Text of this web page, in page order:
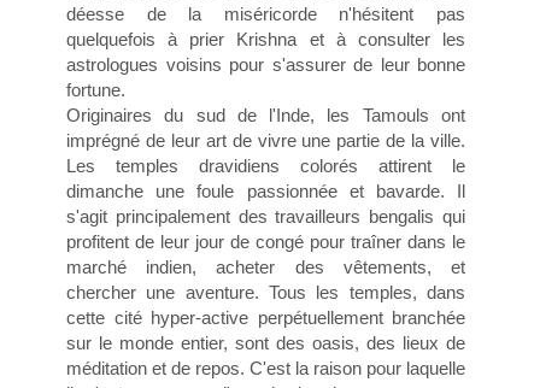
déesse de la miséricorde n'hésitent pas
quelquefois à prier Krishna et à consulter les
astrologues voisins pour s'assurer de leur bonne
fortune.
Originaires du sud de l'Inde, les Tamouls ont
imprégné de leur art de vivre une partie de la ville.
Les temples dravidiens colorés attirent le
dimanche une foule passionnée et bavarde. Il
s'agit principalement des travailleurs bengalis qui
profitent de leur jour de congé pour traîner dans le
marché indien, acheter des vêtements, et
chercher une aventure. Tous les temples, dans
cette cité hyper-active perpétuellement branchée
sur le monde entier, sont des oasis, des lieux de
méditation et de repos. C'est la raison pour laquelle